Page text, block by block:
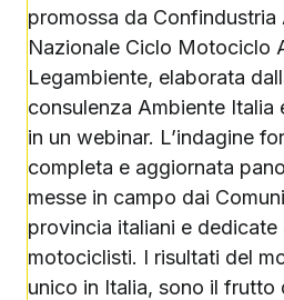
promossa da
Nazionale Ciclo Motociclo
Legambiente, elaborata
consulenza Ambiente Italia
in un webinar. L’indagine
completa e aggiornata
messe in campo dai
provincia italiani e
motociclisti. I risultati del
unico in Italia, sono il frutto